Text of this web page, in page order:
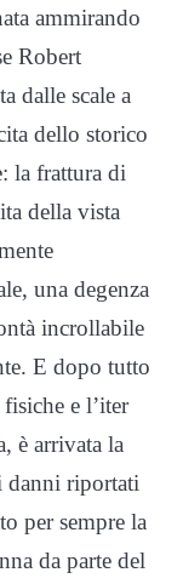
ammirando
Robert
dalle scale a
dello storico
la frattura di
della vista
una degenza
incrollabile
E dopo tutto
e l’iter
è arrivata la
danni riportati
per sempre la
da parte del